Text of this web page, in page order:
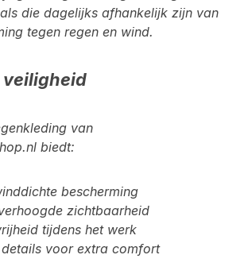
die dagelijks afhankelijk zijn van
tegen regen en wind.
veiligheid
van
biedt:
bescherming
zichtbaarheid
tijdens het werk
details voor extra comfort